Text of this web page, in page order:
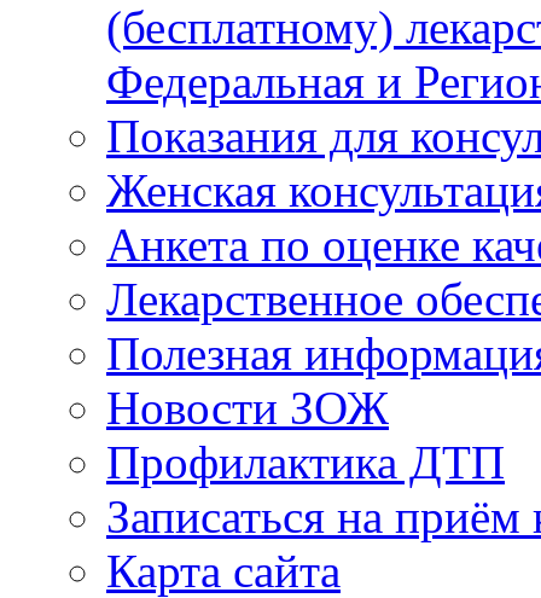
(бесплатному)
Федеральная и
Показания для
Женская
Анкета по оценке
Лекарственное
Полезная
Новости ЗОЖ
Профилактика ДТП
Записаться на приём
Карта сайта